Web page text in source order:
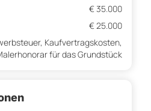
€ 35.000
€ 25.000
Kaufvertragskosten,
für das Grundstück